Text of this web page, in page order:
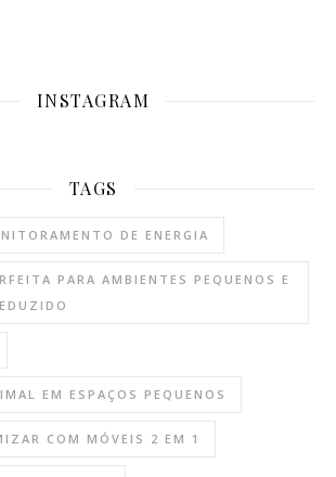
INSTAGRAM
TAGS
DE ENERGIA
PARA AMBIENTES PEQUENOS E
EM ESPAÇOS PEQUENOS
COM MÓVEIS 2 EM 1